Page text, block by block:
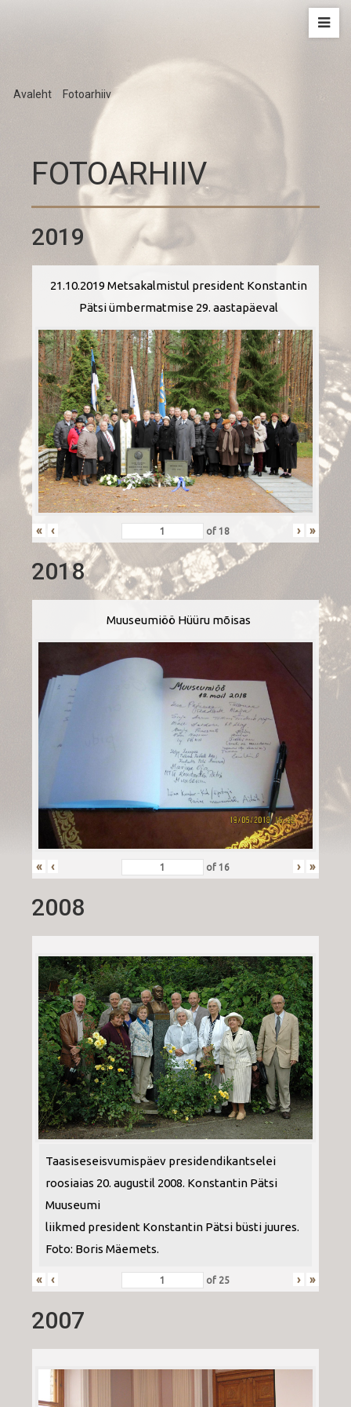
Avaleht Fotoarhiiv
FOTOARHIIV
2019
21.10.2019 Metsakalmistul president Konstantin
Pätsi ümbermatmise 29. aastapäeval
« ‹ of18 › »
2018
Muuseumiöö Hüüru mõisas
« ‹ of16 › »
2008
Taasiseseisvumispäev presidendikantselei
roosiaias 20. augustil 2008. Konstantin Pätsi
Muuseumi
liikmed president Konstantin Pätsi büsti juures.
Foto: Boris Mäemets.
« ‹ of 25 › »
2007